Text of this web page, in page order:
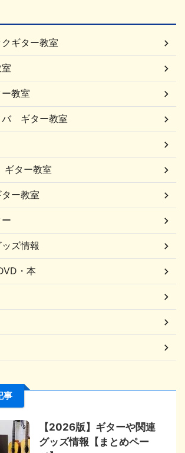
ギター教室
教室
バ ギター教室
ギター教室
ー教室
ズ情報
・本
事
【2026版】ギターや関連
グッズ情報【まとめペー